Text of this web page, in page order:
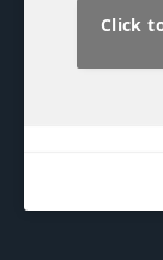
Click